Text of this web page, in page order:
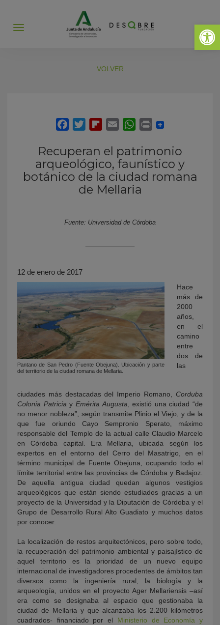
Abrir
Abrir
VOLVER
Recuperan el patrimonio
arqueológico, faunístico y
botánico de la ciudad romana
de Mellaria
Fuente: Universidad de Córdoba
12 de enero de 2017
Pantano de San Pedro (Fuente Obejuna). Ubicación y parte
del territorio de la ciudad romana de Mellaria.
Hace
más de
2000
años,
en el
camino
entre
dos de
las
ciudades más destacadas del Imperio Romano, Corduba
Colonia Patricia y Emérita Augusta, existió una ciudad “de
no menor nobleza”, según transmite Plinio el Viejo, y de la
que fue oriundo Cayo Sempronio Sperato, máximo
responsable del Templo de la actual calle Claudio Marcelo
en Córdoba capital. Era Mellaria, ubicada según los
expertos en el entorno del Cerro del Masatrigo, en el
término municipal de Fuente Obejuna, ocupando todo el
límite territorial entre las provincias de Córdoba y Badajoz.
De aquella antigua ciudad quedan algunos vestigios
arqueológicos que están siendo estudiados gracias a un
proyecto de la Universidad y la Diputación de Córdoba y el
Grupo de Desarrollo Rural Alto Guadiato y muchos datos
por conocer.
La localización de restos arquitectónicos, pero sobre todo,
la recuperación del patrimonio ambiental y paisajístico de
aquel territorio es la prioridad de un nuevo equipo
internacional de investigadores procedentes de ámbitos tan
diversos como la ingeniería rural, la biología y la
arqueología, unidos en el proyecto Ager Mellariensis –así
era como se designaba al espacio que gestionaba la
ciudad de Mellaria y que alcanzaba los 2.200 kilómetros
cuadrados- financiado por el Ministerio de Economía y